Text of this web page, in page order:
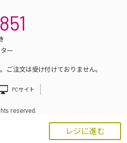
レジに進む
ー
ご注文は受け付けておりません。
PCサイト
reserved.